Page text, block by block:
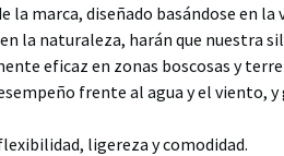
la marca, diseñado basándose en
la naturaleza, harán que nuestra
eficaz en zonas boscosas y
frente al agua y el viento,
ligereza y comodidad.